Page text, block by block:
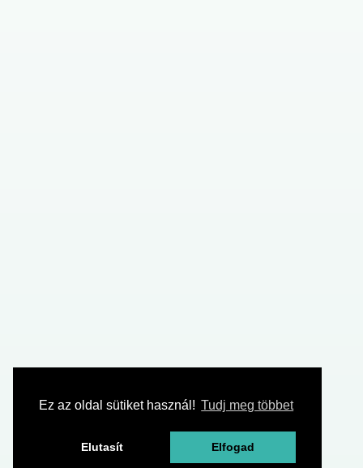
Ez az oldal sütiket használ! Tudj meg többet
Elutasít Elfogad